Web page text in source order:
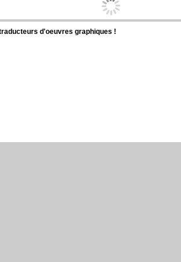
d'oeuvres graphiques !